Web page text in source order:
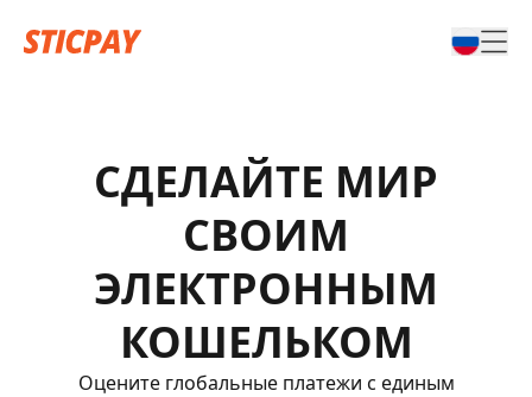
СДЕЛАЙТЕ МИР
СВОИМ
ЭЛЕКТРОННЫМ
КОШЕЛЬКОМ
Оцените глобальные платежи с единым